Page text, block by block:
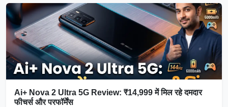
Ai+ Nova 2 Ultra 5G Review: ₹14,999 में मिल रहे दमदार
फीचर्स और परफॉर्मेंस